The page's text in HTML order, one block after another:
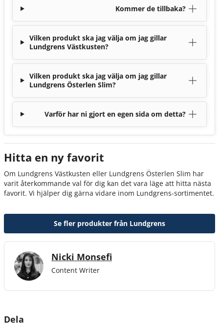
Kommer de tillbaka?
Vilken produkt ska jag välja om jag gillar
Lundgrens Västkusten?
Vilken produkt ska jag välja om jag gillar
Lundgrens Österlen Slim?
Varför har ni gjort en egen sida om detta?
Hitta en ny favorit
Om Lundgrens Västkusten eller Lundgrens Österlen Slim har
varit återkommande val för dig kan det vara läge att hitta nästa
favorit. Vi hjälper dig gärna vidare inom Lundgrens-sortimentet.
Se fler produkter från Lundgrens
Nicki Monsefi
Content Writer
Dela